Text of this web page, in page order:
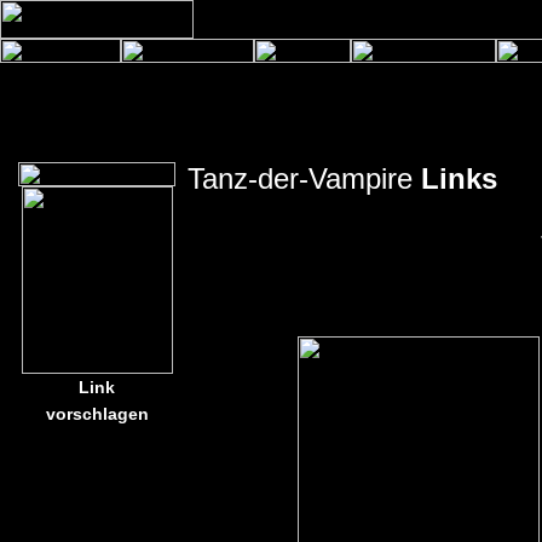
Link
vorschlagen
Tanz-der-Vampire Links